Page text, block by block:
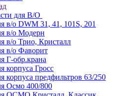
для В/О
в/о DWM 31, 41, 101S, 201
в/о Модерн
в/о Трио, Кристалл
в/о Фаворит
Г-обр.крана
корпуса Гросс
корпуса предфильтров 63/250
Осмо 400/800